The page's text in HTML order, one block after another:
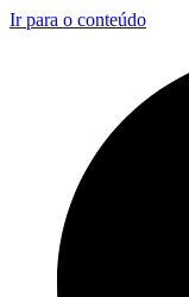
Ir para o conteúdo